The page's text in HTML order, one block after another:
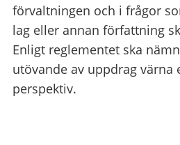
förvaltningen och i frågor
lag eller annan författning
Enligt reglementet ska
utövande av uppdrag värna
perspektiv.